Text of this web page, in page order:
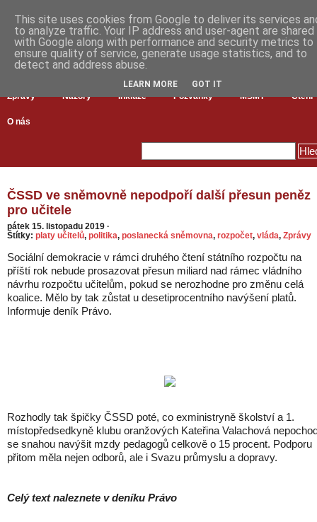
Zprávy Názory Inkluze Pozvánky MŠMT Čtení
O nás
ČSSD ve sněmovně nepodpoří další přesun peněz
pro učitele
pátek 15. listopadu 2019 ·
Štítky: platy učitelů, politika, poslanecká sněmovna, rozpočet, vláda, Zprávy
Sociální demokracie v rámci druhého čtení státního rozpočtu na
příští rok nebude prosazovat přesun miliard nad rámec vládního
návrhu rozpočtu učitelům, pokud se nerozhodne pro změnu celá
koalice. Mělo by tak zůstat u desetiprocentního navýšení platů.
Informuje deník Právo.
Rozhodly tak špičky ČSSD poté, co exministryně školství a 1.
místopředsedkyně klubu oranžových Kateřina Valachová
se snahou navýšit mzdy pedagogů celkově o 15 procent. Podporu
přitom měla nejen odborů, ale i Svazu průmyslu a dopravy.
Celý text naleznete v deníku Právo
This site uses cookies from Google to deliver its services
to analyze traffic. Your IP address and user-agent are shared
with Google along with performance and security metrics to
ensure quality of service, generate usage statistics, and to
detect and address abuse.
LEARN MORE GOT IT